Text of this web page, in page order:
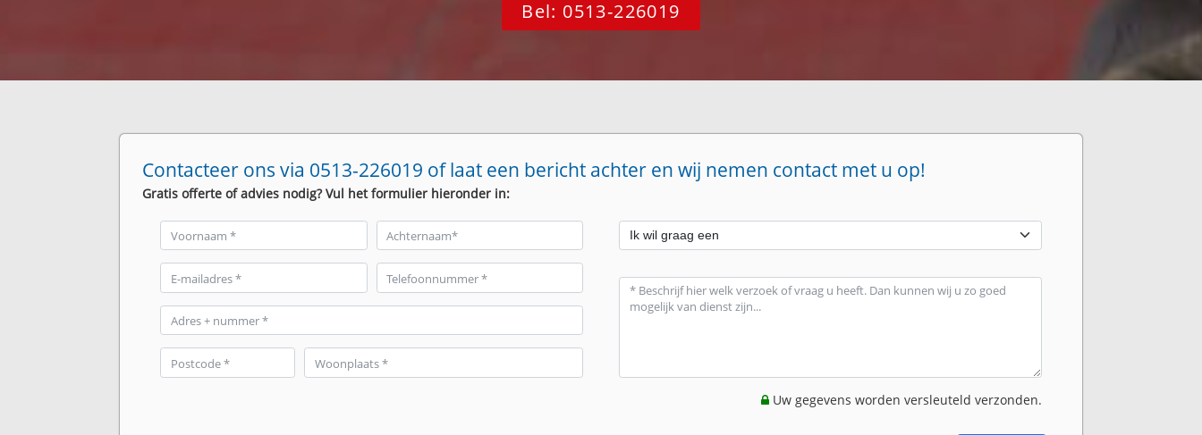
Bel: 0513-226019
Contacteer ons via 0513-226019 of laat een bericht achter en wij nemen contact met u op!
Gratis offerte of advies nodig? Vul het formulier hieronder in:
Uw gegevens worden versleuteld verzonden.